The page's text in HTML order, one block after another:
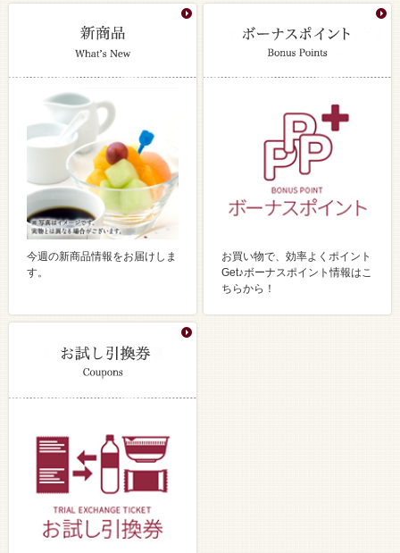
今週の新商品情報をお届けしま
す。
お買い物で、効率よくポイント
Get♪ボーナスポイント情報はこ
ちらから！